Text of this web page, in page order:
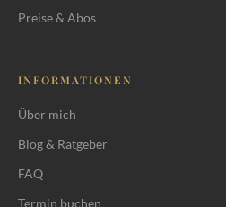
Preise & Abos
INFORMATIONEN
Über mich
Blog & Ratgeber
FAQ
Termin buchen